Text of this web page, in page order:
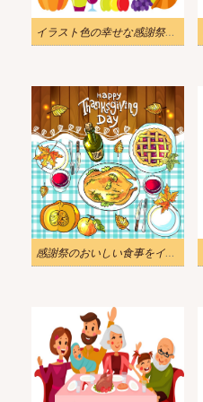
イラスト色の幸せな感謝祭の日カード
感謝祭のおいしい食事をイラストします